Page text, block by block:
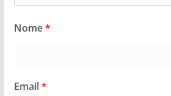
Nome*
Email*